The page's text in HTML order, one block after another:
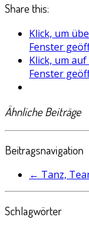
Share this:
Klick, um
Fenster
Klick, um
Fenster
Ähnliche Beiträge
Beitragsnavigation
← Tanz,
Schlagwörter